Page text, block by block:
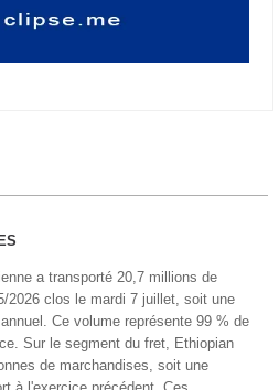
a transporté 20,7 millions de
2026 clos le mardi 7 juillet, soit une
Ce volume représente 99 % de
Sur le segment du fret, Ethiopian
de marchandises, soit une